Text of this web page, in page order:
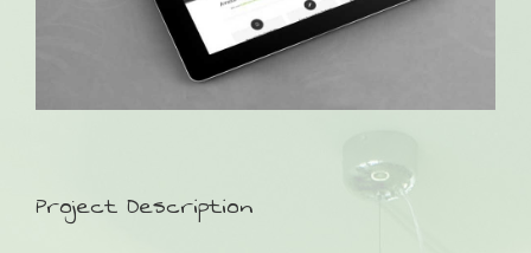
Project Description